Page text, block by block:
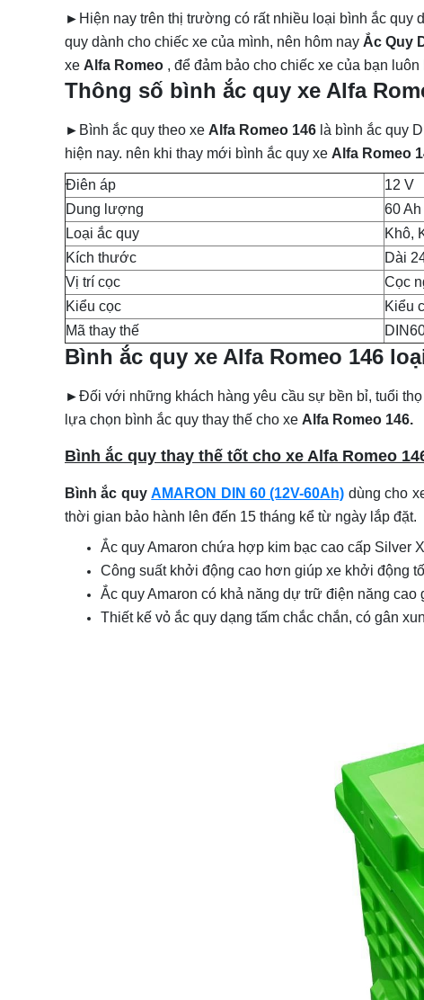
► Hiện nay trên thị trường có rất nhiều loại bình ắc quy
quy dành cho chiếc xe của mình, nên hôm nay Ắc Quy
xe Alfa Romeo , để đảm bảo cho chiếc xe của bạn
Thông số bình ắc quy xe Alfa
► Bình ắc quy theo xe Alfa Romeo 146 là bình ắc quy
hiện nay. nên khi thay mới bình ắc quy xe Alfa Romeo
Điên áp
12 V
Dung lượng
60 Ah
Loại ắc quy
Khô,
Kích thước
Dài
Vị trí cọc
Cọc
Kiểu cọc
Kiểu
Mã thay thế
Bình ắc quy xe Alfa Romeo 146
►Đối với những khách hàng yêu cầu sự bền bỉ, tuổi
lựa chọn bình ắc quy thay thế cho xe Alfa Romeo 146.
Bình ắc quy thay thế tốt cho xe Alfa Romeo
Bình ắc quyAMARON DIN 60 (12V-60Ah) dùng cho
thời gian bảo hành lên đến 15 tháng kể từ ngày lắp đặt.
Ắc quy Amaron chứa hợp kim bạc cao cấp Silver
Công suất khởi động cao hơn giúp xe khởi động
Ắc quy Amaron có khả năng dự trữ điện năng
Thiết kế vỏ ắc quy dạng tấm chắc chắn, có gân